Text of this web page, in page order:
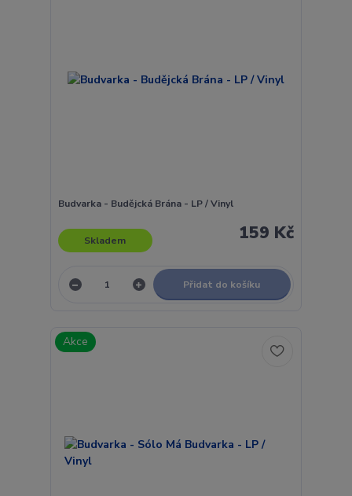
Budvarka - Budějcká Brána - LP / Vinyl
159 Kč
Skladem
Přidat do košíku
Akce